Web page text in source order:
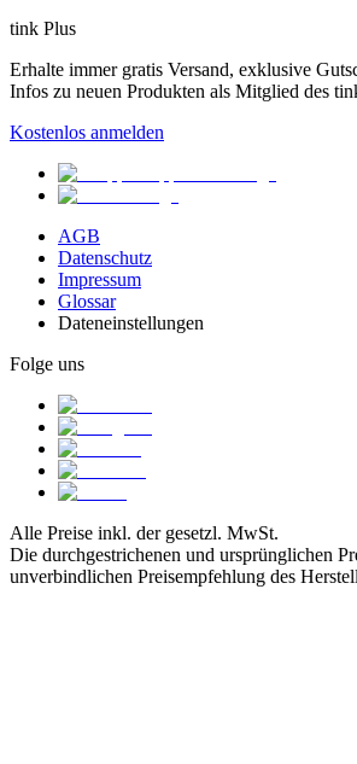
tink Plus
Erhalte immer gratis Versand, exklusive
Infos zu neuen Produkten als Mitglied des
Kostenlos anmelden
AGB
Datenschutz
Impressum
Glossar
Dateneinstellungen
Folge uns
Alle Preise inkl. der gesetzl. MwSt.
Die durchgestrichenen und ursprünglichen
unverbindlichen Preisempfehlung des